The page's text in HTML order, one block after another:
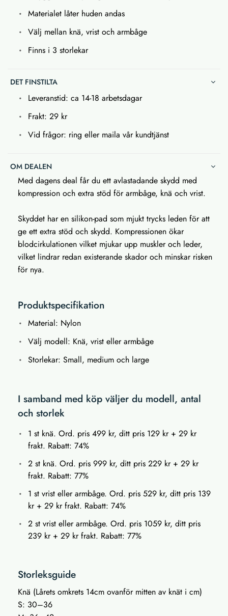
Materialet låter huden andas
Välj mellan knä, vrist och armbåge
Finns i 3 storlekar
DET FINSTILTA
Leveranstid: ca 14-18 arbetsdagar
Frakt: 29 kr
Vid frågor: ring eller maila vår kundtjänst
OM DEALEN
Med dagens deal får du ett avlastadande skydd med
kompression och extra stöd för armbåge, knä och vrist.
Skyddet har en silikon-pad som mjukt trycks leden för att
ge ett extra stöd och skydd. Kompressionen ökar
blodcirkulationen vilket mjukar upp muskler och leder,
vilket lindrar redan existerande skador och minskar risken
för nya.
Produktspecifikation
Material: Nylon
Välj modell: Knä, vrist eller armbåge
Storlekar: Small, medium och large
I samband med köp väljer du modell, antal
och storlek
1 st knä. Ord. pris 499 kr, ditt pris 129 kr + 29 kr
frakt. Rabatt: 74%
2 st knä. Ord. pris 999 kr, ditt pris 229 kr + 29 kr
frakt. Rabatt: 77%
1 st vrist eller armbåge. Ord. pris 529 kr, ditt pris 139
kr + 29 kr frakt. Rabatt: 74%
2 st vrist eller armbåge. Ord. pris 1059 kr, ditt pris
239 kr + 29 kr frakt. Rabatt: 77%
Storleksguide
Knä (Lårets omkrets 14cm ovanför mitten av knät i cm)
S: 30–36